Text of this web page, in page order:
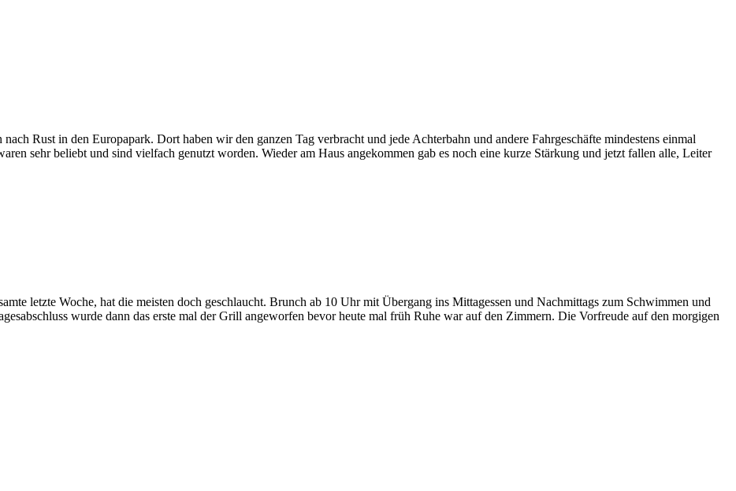
Rust in den Europapark. Dort haben wir den ganzen Tag verbracht und jede Achterbahn und andere Fahrgeschäfte mindestens einmal
sehr beliebt und sind vielfach genutzt worden. Wieder am Haus angekommen gab es noch eine kurze Stärkung und jetzt fallen alle, Leiter
letzte Woche, hat die meisten doch geschlaucht. Brunch ab 10 Uhr mit Übergang ins Mittagessen und Nachmittags zum Schwimmen und
wurde dann das erste mal der Grill angeworfen bevor heute mal früh Ruhe war auf den Zimmern. Die Vorfreude auf den morgigen